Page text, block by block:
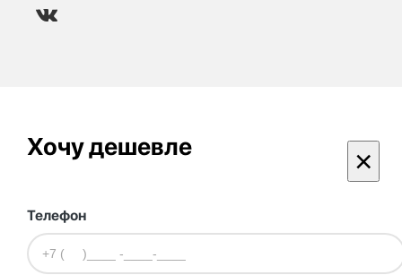
Хочу дешевле ×
Телефон